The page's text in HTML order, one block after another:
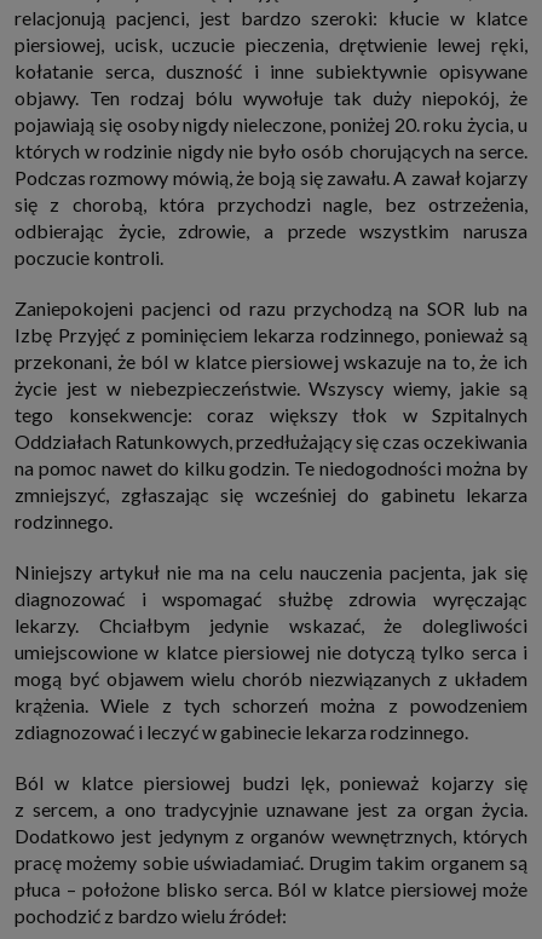
http://www.sagier.pl/
Jeżeli wyrazisz zgodę, o którą wyżej prosimy, administratorami Twoich
danych osobowych będą także nasi Zaufani Partnerzy. Listę Zaufanych
Partnerów możesz sprawdzić w każdym momencie na stronie naszej
polityki prywatnościi tam też zmodyfikować lub cofnąć swoje zgody.
Podstawa i cel przetwarzania
Twoje dane przetwarzamy w następujących celach:
1. Jeśli zawieramy z Tobą umowę o realizację danej usługi (np. usługi
zapewniającej Ci możliwość zapoznania się z jednym z naszych serwisów
w oparciu o treść regulaminu tego serwisu), to możemy przetwarzać
Twoje dane w zakresie niezbędnym do realizacji tej umowy.
statystycznych, ulepszanie naszych usług i dopasowanie ich do potrzeb i
wygody użytkowników (np. personalizowanie treści w usługach), jak
również prowadzenie marketingu i promocji własnych usług (np. jeśli
interesujesz się motoryzacją i oglądasz artykuły w biznesistyl.pl lub na
innych stronach internetowych, to możemy Ci wyświetlić reklamę
dotyczącą artykułu w serwisie biznesistyl.pl/automoto. Takie
przetwarzanie danych to realizacja naszych prawnie uzasadnionych
interesów.
3. Za Twoją zgodą usługi marketingowe dostarczą Ci nasi Zaufani
Partnerzy oraz my dla podmiotów trzecich. Aby móc pokazać interesujące
Cię reklamy (np. produktu, którego możesz potrzebować) reklamodawcy i
ich przedstawiciele chcieliby mieć możliwość przetwarzania Twoich
danych związanych z odwiedzanymi przez Ciebie stronami
udzielać, nie pozbawi Cię to dostępu do naszych usług. Masz również
możliwość ograniczenia zakresu lub zmiany zgody w dowolnym
momencie.
Twoje dane przetwarzane będą do czasu istnienia podstawy do ich
przetwarzania, czyli w przypadku udzielenia zgody do momentu jej
cofnięcia, ograniczenia lub innych działań z Twojej strony ograniczających
tę zgodę, w przypadku niezbędności danych do wykonania umowy, przez
czas jej wykonywania i ewentualnie okres przedawnienia roszczeń z niej
(zwykle nie więcej niż 3 lata, a maksymalnie 10 lat), a w przypadku, gdy
Przekazywanie danych
Administratorzy danych mogą powierzać Twoje dane podwykonawcom IT,
księgowym, agencjom marketingowym etc. Zrobią to jedynie na
podstawie umowy o powierzenie przetwarzania danych zobowiązującej
taki podmiot do odpowiedniego zabezpieczenia danych i niekorzystania z
nich do własnych celów.
Cookies
relacjonują pacjenci, jest bardzo szeroki: kłucie w klatce
piersiowej, ucisk, uczucie pieczenia, drętwienie lewej ręki,
kołatanie serca, duszność i inne subiektywnie opisywane
objawy. Ten rodzaj bólu wywołuje tak duży niepokój, że
pojawiają się osoby nigdy nieleczone, poniżej 20. roku życia, u
których w rodzinie nigdy nie było osób chorujących na serce.
Podczas rozmowy mówią, że boją się zawału. A zawał kojarzy
się z chorobą, która przychodzi nagle, bez ostrzeżenia,
odbierając życie, zdrowie, a przede wszystkim narusza
poczucie kontroli.
Zaniepokojeni pacjenci od razu przychodzą na SOR lub na
Izbę Przyjęć z pominięciem lekarza rodzinnego, ponieważ są
przekonani, że ból w klatce piersiowej wskazuje na to, że ich
życie jest w niebezpieczeństwie. Wszyscy wiemy, jakie są
tego konsekwencje: coraz większy tłok w Szpitalnych
Oddziałach Ratunkowych, przedłużający się czas oczekiwania
na pomoc nawet do kilku godzin. Te niedogodności można by
zmniejszyć, zgłaszając się wcześniej do gabinetu lekarza
rodzinnego.
Niniejszy artykuł nie ma na celu nauczenia pacjenta, jak się
diagnozować i wspomagać służbę zdrowia wyręczając
lekarzy. Chciałbym jedynie wskazać, że dolegliwości
umiejscowione w klatce piersiowej nie dotyczą tylko serca i
mogą być objawem wielu chorób niezwiązanych z układem
krążenia. Wiele z tych schorzeń można z powodzeniem
zdiagnozować i leczyć w gabinecie lekarza rodzinnego.
Ból w klatce piersiowej budzi lęk, ponieważ kojarzy się
z sercem, a ono tradycyjnie uznawane jest za organ życia.
Dodatkowo jest jedynym z organów wewnętrznych, których
pracę możemy sobie uświadamiać. Drugim takim organem są
płuca – położone blisko serca. Ból w klatce piersiowej może
pochodzić z bardzo wielu źródeł: